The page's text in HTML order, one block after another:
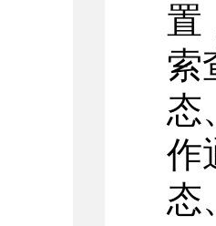
置
索
态
作
态